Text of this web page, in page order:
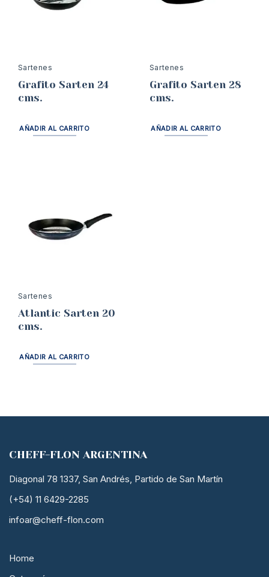
Sartenes
Grafito Sarten 24
cms.
AÑADIR AL CARRITO
Sartenes
Grafito Sarten 28
cms.
AÑADIR AL CARRITO
Sartenes
Atlantic Sarten 20
cms.
AÑADIR AL CARRITO
CHEFF-FLON ARGENTINA
Diagonal 78 1337, San Andrés, Partido de San Martín
(+54) 11 6429-2285
infoar@cheff-flon.com
Home